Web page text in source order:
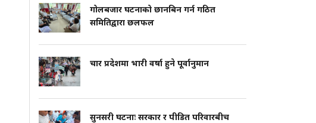
गोलबजार घटनाको छानबिन गर्न गठित
समितिद्वारा छलफल
चार प्रदेशमा भारी वर्षा हुने पूर्वानुमान
सुनसरी घटनाः सरकार र पीडित परिवारबीच